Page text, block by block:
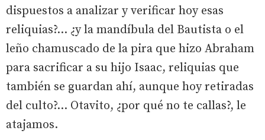
dispuestos a analizar y verificar hoy esas
reliquias?... ¿y la mandíbula del Bautista o el
leño chamuscado de la pira que hizo Abraham
para sacrificar a su hijo Isaac, reliquias que
también se guardan ahí, aunque hoy retiradas
del culto?... Otavito, ¿por qué no te callas?, le
atajamos.